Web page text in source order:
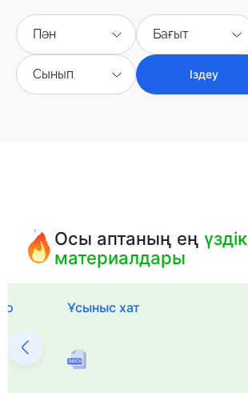
Пән Бағыт
Сынып Іздеу
Осы аптаның еңүздік
материалдары
Ұсыныс хат